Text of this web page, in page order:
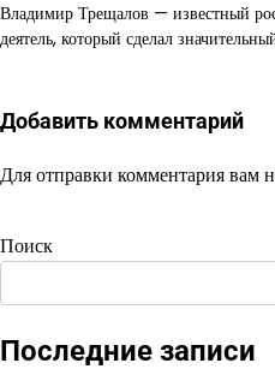
Владимир Трещалов — известный
деятель, который сделал
Добавить комментарий
Для отправки комментария вам
Поиск
Последние записи